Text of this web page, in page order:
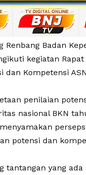
Badan
kegiatan
dan Kompetensi
penilaian
nasional BKN
potensi dan
tantangan yang